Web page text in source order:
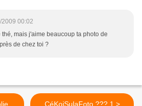
2009 00:02
mais j'aime beaucoup ta photo de
de chez toi ?
CéKoiSulaFoto ??? 1 >